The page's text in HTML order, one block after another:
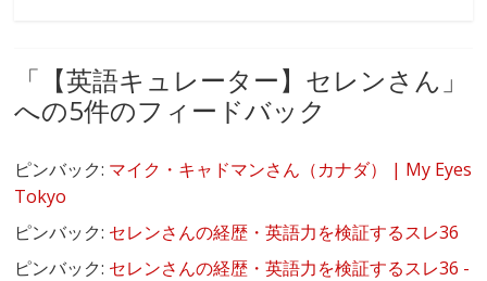
「 【英語キュレーター】セレンさん 」
への5件のフィードバック
ピンバック: マイク・キャドマンさん（カナダ） | My Eyes
Tokyo
ピンバック: セレンさんの経歴・英語力を検証するスレ36
ピンバック: セレンさんの経歴・英語力を検証するスレ36 -